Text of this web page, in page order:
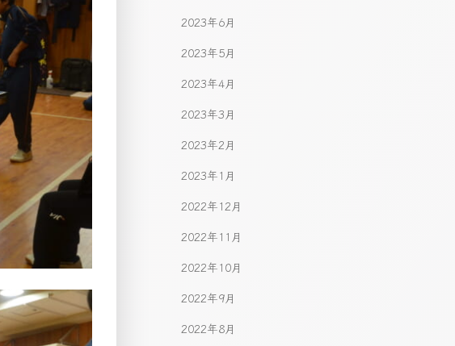
2023年6月
2023年5月
2023年4月
2023年3月
2023年2月
2023年1月
2022年12月
2022年11月
2022年10月
2022年9月
2022年8月